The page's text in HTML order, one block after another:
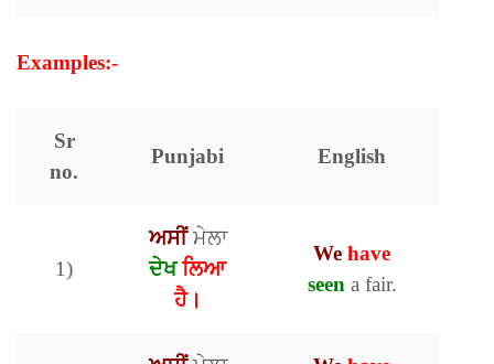
Examples:-
Sr
no.
Punjabi English
1)
ਅਸੀਂ ਮੇਲਾ
ਦੇਖ ਲਿਆ
ਹੈ।
We have
seen a fair.